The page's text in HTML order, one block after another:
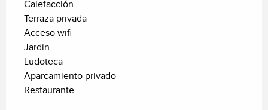
Calefacción
Terraza privada
Acceso wifi
Jardín
Ludoteca
Aparcamiento privado
Restaurante